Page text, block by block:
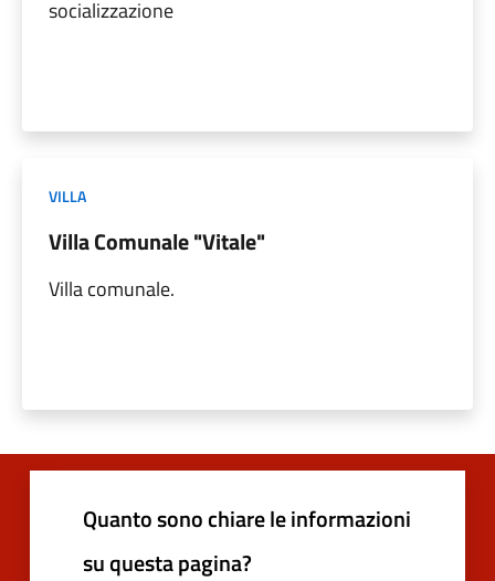
socializzazione
VILLA
Villa Comunale "Vitale"
Villa comunale.
Quanto sono chiare le informazioni
su questa pagina?